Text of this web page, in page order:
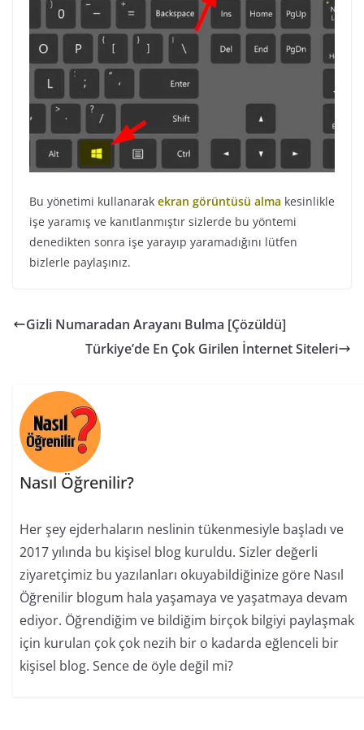
Bu yönetimi kullanarak ekran görüntüsü alma kesinlikle
işe yaramış ve kanıtlanmıştır sizlerde bu yöntemi
denedikten sonra işe yarayıp yaramadığını lütfen
bizlerle paylaşınız.
Gizli Numaradan Arayanı Bulma [Çözüldü]
Türkiye’de En Çok Girilen İnternet Siteleri
Nasıl Öğrenilir?
Her şey ejderhaların neslinin tükenmesiyle başladı ve
2017 yılında bu kişisel blog kuruldu. Sizler değerli
ziyaretçimiz bu yazılanları okuyabildiğinize göre Nasıl
Öğrenilir blogum hala yaşamaya ve yaşatmaya devam
ediyor. Öğrendiğim ve bildiğim birçok bilgiyi paylaşmak
için kurulan çok çok nezih bir o kadarda eğlenceli bir
kişisel blog. Sence de öyle değil mi?